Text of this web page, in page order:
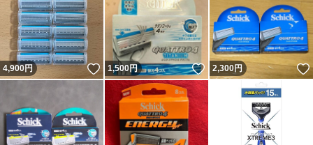
4,900円 いいね！
1,500円 いいね！
2,300円